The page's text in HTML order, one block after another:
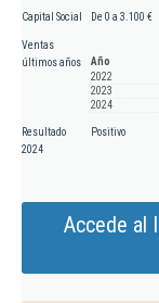
Capital Social De 0 a 3.100 €
Ventas
últimos años
Año
2022
2023
2024
Resultado
2024
Positivo
Accede al